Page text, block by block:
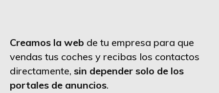
Creamos la web de tu empresa para que
vendas tus coches y recibas los contactos
directamente, sin depender solo de los
portales de anuncios.